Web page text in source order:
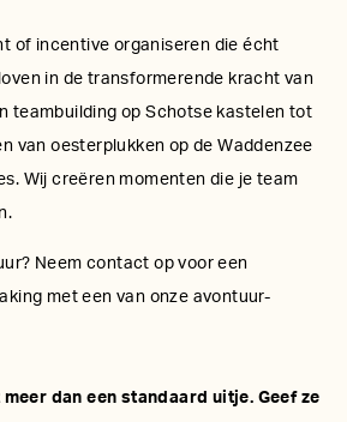
of incentive organiseren die écht
in de transformerende kracht van
teambuilding op Schotse kastelen tot
van oesterplukken op de Waddenzee
Wij creëren momenten die je team
Neem contact op voor een
met een van onze avontuur-
dan een standaard uitje. Geef ze